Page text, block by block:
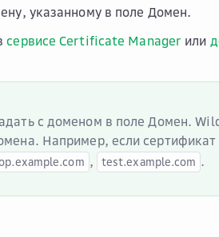
указанному в поле Домен.
сервисе Certificate Manager или
с доменом в полеДомен.
Например, если
, test.example.com .